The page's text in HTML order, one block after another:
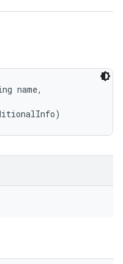
name,